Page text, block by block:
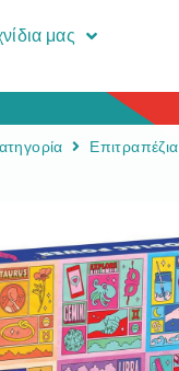
μας
Επιτραπέζια